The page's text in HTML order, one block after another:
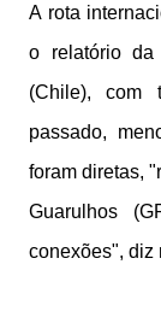
A rota
o relatório
(Chile), com
passado,
foram diretas,
Guarulhos
conexões", diz